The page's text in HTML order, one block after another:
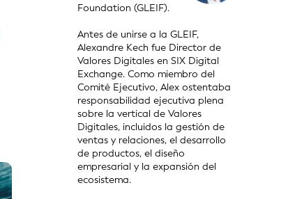
Foundation (GLEIF).
Antes de unirse a la GLEIF,
Alexandre Kech fue Director de
Valores Digitales en SIX Digital
Exchange. Como miembro del
Comité Ejecutivo, Alex ostentaba
responsabilidad ejecutiva plena
sobre la vertical de Valores
Digitales, incluidos la gestión de
ventas y relaciones, el desarrollo
de productos, el diseño
empresarial y la expansión del
ecosistema.